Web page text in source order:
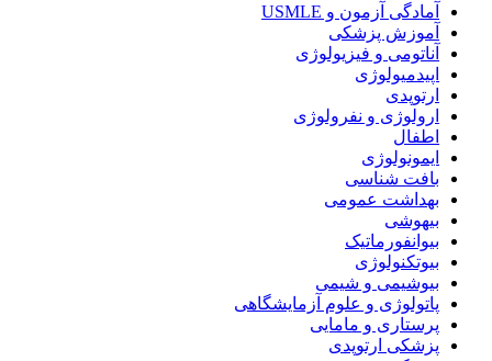
آمادگی آزمون و USMLE
آموزش پزشکی
آناتومی و فیزیولوژی
اپیدمیولوژی
ارتوپدی
ارولوژی و نفرولوژی
اطفال
ایمونولوژی
بافت شناسی
بهداشت عمومی
بیهوشی
بیوانفورماتیک
بیوتکنولوژی
بیوشیمی و شیمی
پاتولوژی و علوم آزمایشگاهی
پرستاری و مامایی
پزشکی ارتوپدی